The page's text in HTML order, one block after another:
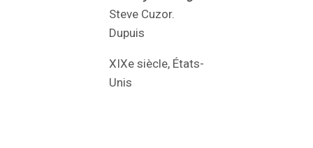
Steve Cuzor.
Dupuis
XIXe siècle, États-
Unis